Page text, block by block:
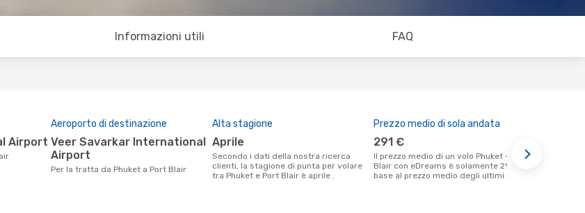
Informazioni utili FAQ
Airport
Aeroporto di destinazione
Veer Savarkar International
Airport
Per la tratta da Phuket a Port Blair
Alta stagione
aprile
Secondo i dati della nostra ricerca
clienti, la stagione di punta per volare
tra Phuket e Port Blair è aprile .
Prezzo medio di sola andata
291 €
Il prezzo medio di un volo Phuket - Port
Blair con eDreams è solamente 291 €, in
base al prezzo medio degli ultimi mesi.